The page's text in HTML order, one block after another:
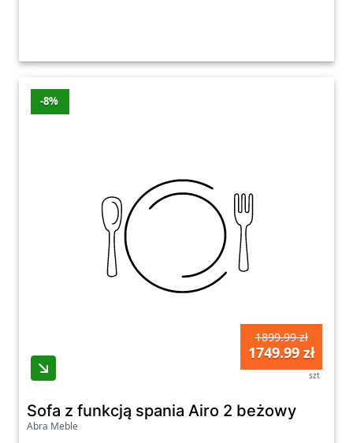
-8%
1899.99 zł
1749.99 zł
szt
Sofa z funkcją spania Airo 2 beżowy
Abra Meble